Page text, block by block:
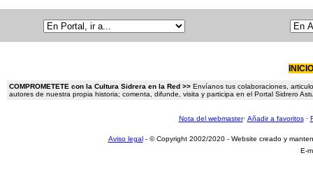
INICIO
COMPROMETETE con la Cultura Sidrera en la Red >> Envíanos tus colaboraciones,
autores de nuestra propia historia; comenta, difunde, visita y participa en el Portal Sidrero
Nota del webmaster· Añadir a favoritos·
Aviso legal- © Copyright 2002/2020 - Website creado y
E-